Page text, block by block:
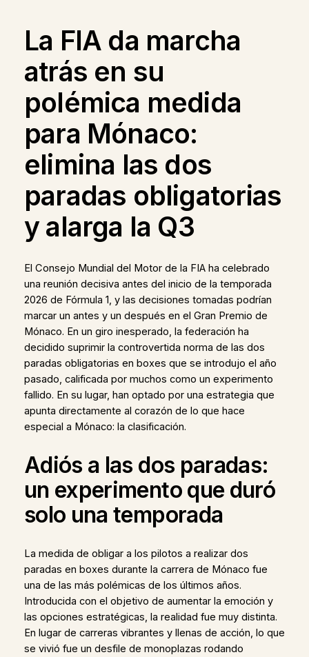
La FIA da marcha
atrás en su
polémica medida
para Mónaco:
elimina las dos
paradas obligatorias
y alarga la Q3
El Consejo Mundial del Motor de la FIA ha celebrado
una reunión decisiva antes del inicio de la temporada
2026 de Fórmula 1, y las decisiones tomadas podrían
marcar un antes y un después en el Gran Premio de
Mónaco. En un giro inesperado, la federación ha
decidido suprimir la controvertida norma de las dos
paradas obligatorias en boxes que se introdujo el año
pasado, calificada por muchos como un experimento
fallido. En su lugar, han optado por una estrategia que
apunta directamente al corazón de lo que hace
especial a Mónaco: la clasificación.
Adiós a las dos paradas:
un experimento que duró
solo una temporada
La medida de obligar a los pilotos a realizar dos
paradas en boxes durante la carrera de Mónaco fue
una de las más polémicas de los últimos años.
Introducida con el objetivo de aumentar la emoción y
las opciones estratégicas, la realidad fue muy distinta.
En lugar de carreras vibrantes y llenas de acción, lo que
se vivió fue un desfile de monoplazas rodando